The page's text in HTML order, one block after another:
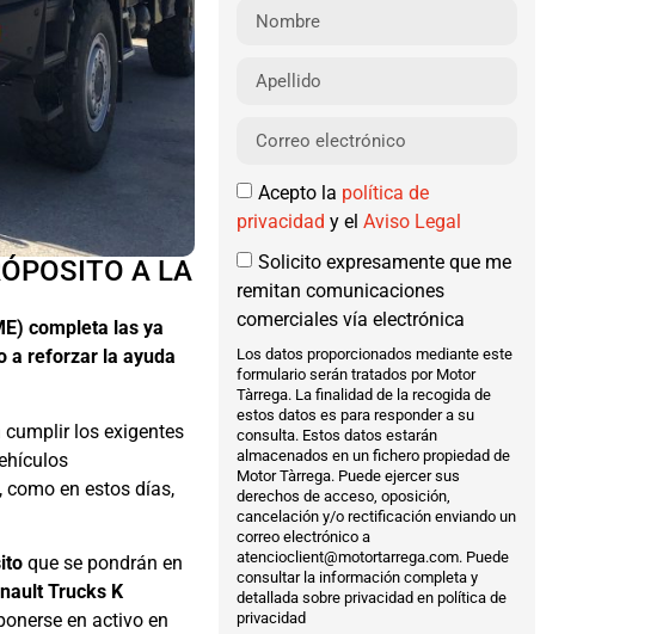
A LA
completa las ya
a reforzar la ayuda
los exigentes
en estos días,
que se pondrán en
Trucks K
en activo en
Acepto la política de
privacidad y el Aviso Legal
Solicito expresamente que me
remitan comunicaciones
comerciales vía electrónica
Los datos proporcionados mediante este
formulario serán tratados por Motor
Tàrrega. La finalidad de la recogida de
estos datos es para responder a su
consulta. Estos datos estarán
almacenados en un fichero propiedad de
Motor Tàrrega. Puede ejercer sus
derechos de acceso, oposición,
cancelación y/o rectificación enviando un
correo electrónico a
atencioclient@motortarrega.com. Puede
consultar la información completa y
detallada sobre privacidad en política de
privacidad